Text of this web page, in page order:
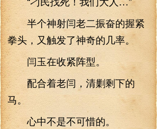
半个神射闫老二振奋的握紧
拳头，又触发了神奇的几率。
闫玉在收紧阵型。
配合着老闫，清剿剩下的
马。
心中不是不可惜的。